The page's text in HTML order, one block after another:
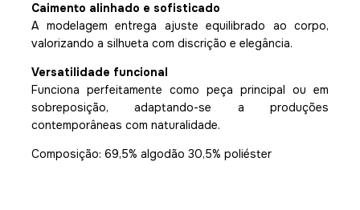
Caimento alinhado e sofisticado
A modelagem entrega ajuste equilibrado ao corpo,
valorizando a silhueta com discrição e elegância.
Versatilidade funcional
Funciona perfeitamente como peça principal ou em
sobreposição, adaptando-se a produções
contemporâneas com naturalidade.
Composição: 69,5% algodão 30,5% poliéster